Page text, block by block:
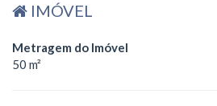
IMÓVEL
Metragem do Imóvel
50 m²